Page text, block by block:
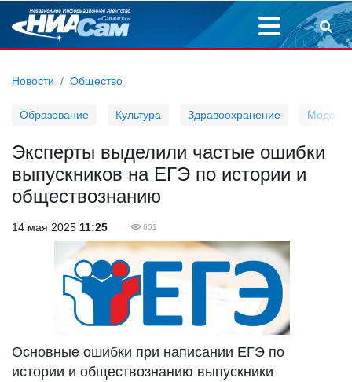
Новости Общество
Образование Культура Здравоохранение Мода
Эксперты выделили частые ошибки
выпускников на ЕГЭ по истории и
обществознанию
14 мая 2025 11:25 651
Основные ошибки при написании ЕГЭ по
истории и обществознанию выпускники